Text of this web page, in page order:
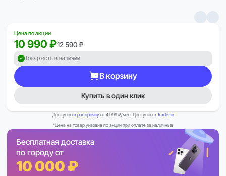
Цена по акции
10 990 ₽12 590 ₽
Товар есть в наличии
В корзину
Купить в один клик
Доступнов рассрочкуот 4 999 ₽/мес. Доступно вTrade-in
*Цена на товар указана по акции при оплате за наличные
Бесплатная доставка
по городу от
10 000 ₽